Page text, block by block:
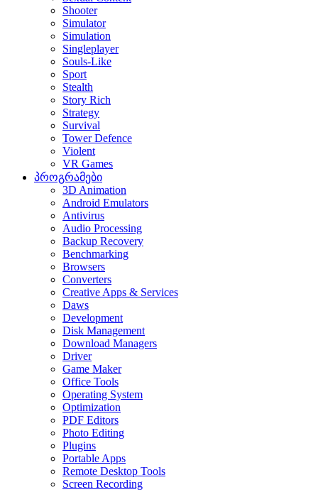
Shooter
Simulator
Simulation
Singleplayer
Souls-Like
Sport
Stealth
Story Rich
Strategy
Survival
Tower Defence
Violent
VR Games
პროგრამები
3D Animation
Android Emulators
Antivirus
Audio Processing
Backup Recovery
Benchmarking
Browsers
Converters
Creative Apps & Services
Daws
Development
Disk Management
Download Managers
Driver
Game Maker
Office Tools
Operating System
Optimization
PDF Editors
Photo Editing
Plugins
Portable Apps
Remote Desktop Tools
Screen Recording